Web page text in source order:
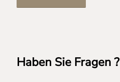
Haben Sie Fragen ?